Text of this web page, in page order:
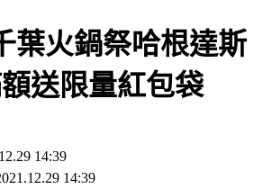
葉火鍋祭哈根達斯
送限量紅包袋
14:39
14:39